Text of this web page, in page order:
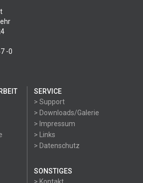
-0
SERVICE
> Support
> Downloads/Galerie
> Impressum
> Links
> Datenschutz
SONSTIGES